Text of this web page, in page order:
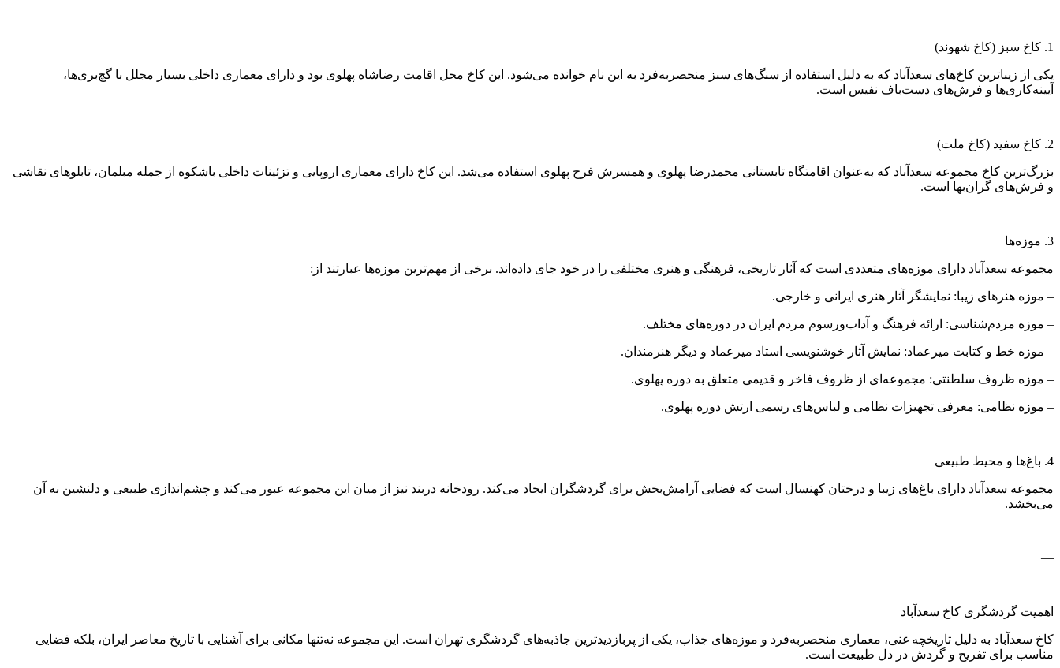
1. کاخ سبز (کاخ شهوند)
یکی از زیباترین کاخ‌های سعدآباد که به دلیل استفاده از سنگ‌های سبز منحصر‌به‌فرد به این نام خوانده می‌شود. این کاخ محل اقامت رضاشاه پهلوی بود و دارای معماری داخلی بسیار مجلل با گچ‌بری‌ها،
آیینه‌کاری‌ها و فرش‌های دست‌باف نفیس است.
2. کاخ سفید (کاخ ملت)
بزرگ‌ترین کاخ مجموعه سعدآباد که به‌عنوان اقامتگاه تابستانی محمدرضا پهلوی و همسرش فرح پهلوی استفاده می‌شد. این کاخ دارای معماری اروپایی و تزئینات داخلی باشکوه از جمله مبلمان، تابلوهای نقاشی
و فرش‌های گران‌بها است.
3. موزه‌ها
مجموعه سعدآباد دارای موزه‌های متعددی است که آثار تاریخی، فرهنگی و هنری مختلفی را در خود جای داده‌اند. برخی از مهم‌ترین موزه‌ها عبارتند از:
– موزه هنرهای زیبا: نمایشگر آثار هنری ایرانی و خارجی.
– موزه مردم‌شناسی: ارائه فرهنگ و آداب‌ورسوم مردم ایران در دوره‌های مختلف.
– موزه خط و کتابت میرعماد: نمایش آثار خوشنویسی استاد میرعماد و دیگر هنرمندان.
– موزه ظروف سلطنتی: مجموعه‌ای از ظروف فاخر و قدیمی متعلق به دوره پهلوی.
– موزه نظامی: معرفی تجهیزات نظامی و لباس‌های رسمی ارتش دوره پهلوی.
4. باغ‌ها و محیط طبیعی
مجموعه سعدآباد دارای باغ‌های زیبا و درختان کهنسال است که فضایی آرامش‌بخش برای گردشگران ایجاد می‌کند. رودخانه دربند نیز از میان این مجموعه عبور می‌کند و چشم‌اندازی طبیعی و دلنشین به آن
می‌بخشد.
—
اهمیت گردشگری کاخ سعدآباد
کاخ سعدآباد به دلیل تاریخچه غنی، معماری منحصربه‌فرد و موزه‌های جذاب، یکی از پربازدیدترین جاذبه‌های گردشگری تهران است. این مجموعه نه‌تنها مکانی برای آشنایی با تاریخ معاصر ایران، بلکه فضایی
مناسب برای تفریح و گردش در دل طبیعت است.